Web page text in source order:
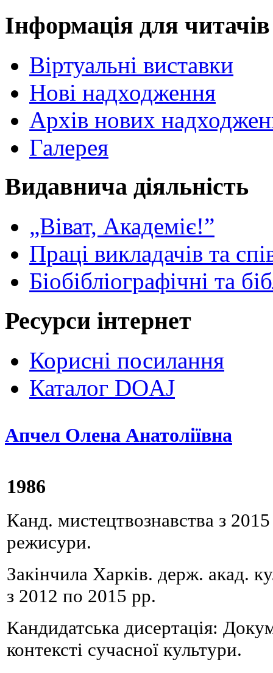
Інформація для читачів
Віртуальні виставки
Нові надходження
Архів нових
Галерея
Видавнича діяльність
„Віват, Академіє!”
Праці викладачів та
Біобібліографічні та
Ресурси інтернет
Корисні посилання
Каталог DOAJ
Апчел Олена Анатоліївна
1986
Канд. мистецтвознавства з
режисури.
Закінчила Харків. держ. акад.
з 2012 по 2015 рр.
Кандидатська дисертація:
контексті сучасної культури.